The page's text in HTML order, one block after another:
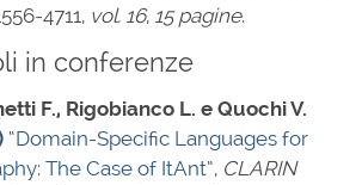
4711, vol. 16, 15 pagine.
in conferenze
F., Rigobianco L. e Quochi V.
“Domain-Specific Languages for
The Case of ItAnt”, CLARIN